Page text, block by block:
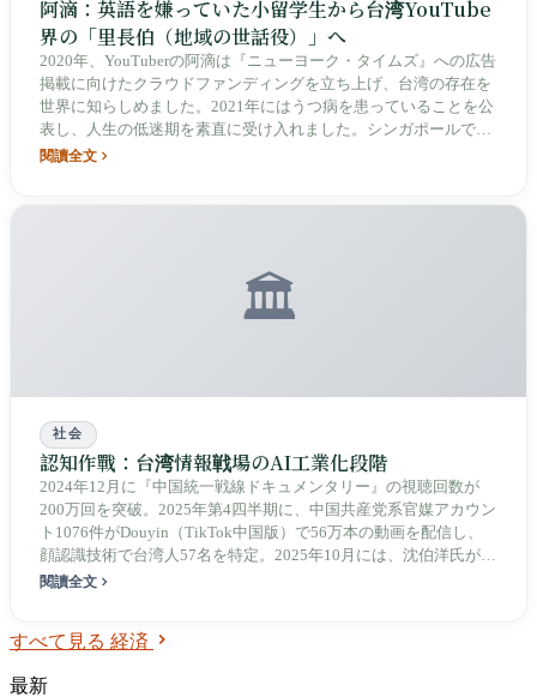
阿滴：英語を嫌っていた小留学生から台湾YouTube
界の「里長伯（地域の世話役）」へ
2020年、YouTuberの阿滴は『ニューヨーク・タイムズ』への広告
掲載に向けたクラウドファンディングを立ち上げ、台湾の存在を
世界に知らしめました。2021年にはうつ病を患っていることを公
表し、人生の低迷期を素直に受け入れました。シンガポールでの
英語との出会いからクリエイター協会の設立まで、阿滴は知識系
閱讀全文
🏛️
社会
認知作戰：台湾情報戦場のAI工業化段階
2024年12月に『中国統一戦線ドキュメンタリー』の視聴回数が
200万回を突破。2025年第4四半期に、中国共産党系官媒アカウン
ト1076件がDouyin（TikTok中国版）で56万本の動画を配信し、
顔認識技術で台湾人57名を特定。2025年10月には、沈伯洋氏が重
慶市公安局により「国家分裂罪」で正式立件された。認知戦はAI
に晒されている。
閱讀全文
すべて見る 経済
最新